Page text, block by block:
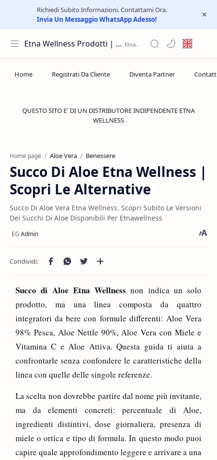
Richiedi Subito Informazioni. Contattami Ora.
Invia Un Messaggio WhatsApp Adesso!
Etna Wellness Prodotti | Distributore Elite Group
QUESTO SITO E' DI UN DISTRIBUTORE INDIPENDENTE ETNA
WELLNESS
Home page Aloe Vera Benessere
Succo Di Aloe Etna Wellness |
Scopri Le Alternative
Succo Di Aloe Vera Etna Wellness. Scopri Subito Le Versioni
Dei Succhi Di Aloe Disponibili Per Etnawellness
Succo di Aloe Etna Wellness non indica un solo
prodotto, ma una linea composta da quattro
integratori da bere con formule differenti: Aloe Vera
98% Pesca, Aloe Nettle 90%, Aloe Vera con Miele e
Vitamina C e Aloe Attiva. Questa guida ti aiuta a
confrontarle senza confondere le caratteristiche della
linea con quelle delle singole referenze.
La scelta non dovrebbe partire dal nome più invitante,
ma da elementi concreti: percentuale di Aloe,
ingredienti distintivi, dose giornaliera, presenza di
miele o ortica e tipo di formula. In questo modo puoi
capire quale approfondimento leggere e arrivare a una